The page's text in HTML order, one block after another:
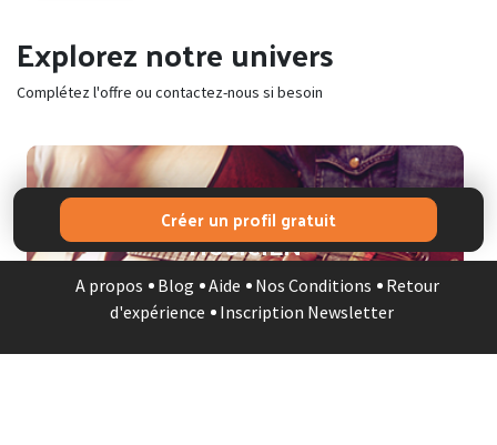
Explorez notre univers
Complétez l'offre ou contactez-nous si besoin
MUSICIEN
Créer un profil gratuit
A propos Blog Aide Nos Conditions
Retour
d'expérience
Inscription Newsletter